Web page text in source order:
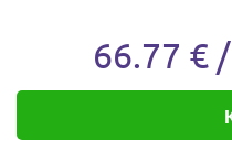
66.77 €